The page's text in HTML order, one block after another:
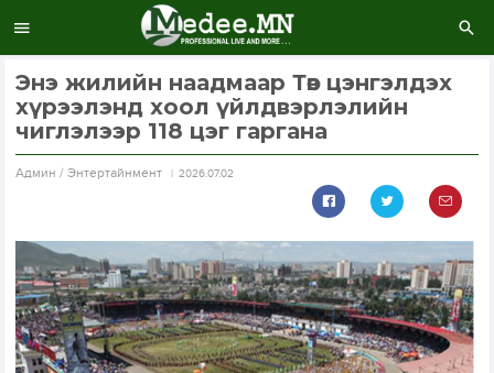
Энэ жилийн наадмаар Төв цэнгэлдэх
хүрээлэнд хоол үйлдвэрлэлийн
чиглэлээр 118 цэг гаргана
Aдмин / Энтертайнмент 2026.07.02